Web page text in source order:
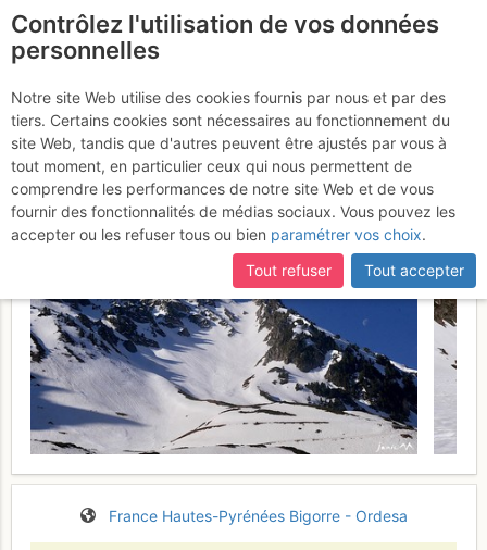
La Bonida Couloir NE :
Depuis Super Barèges
Mardi
18 avril 2017
France Hautes-Pyrénées Bigorre - Ordesa
Contrôlez l'utilisation de vos données
personnelles
Notre site Web utilise des cookies fournis par nous et par des
tiers. Certains cookies sont nécessaires au fonctionnement du
site Web, tandis que d'autres peuvent être ajustés par vous à
tout moment, en particulier ceux qui nous permettent de
comprendre les performances de notre site Web et de vous
fournir des fonctionnalités de médias sociaux. Vous pouvez les
accepter ou les refuser tous ou bien paramétrer vos choix.
Tout refuser
Tout accepter